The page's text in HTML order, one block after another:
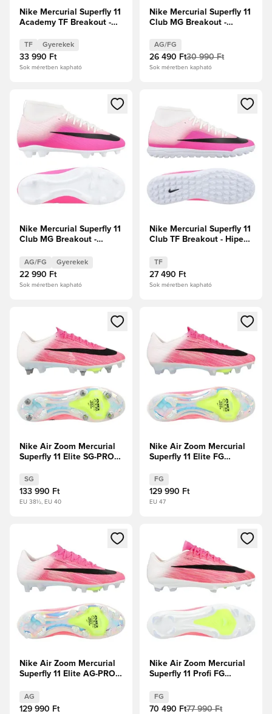
Nike Mercurial Superfly 11
Academy TF Breakout -
rózsaszín Gyerek
TF Gyerekek
33 990 Ft
Sok méretben kapható
Nike Mercurial Superfly 11
Club MG Breakout -
AG/FG
26 490 Ft30 990 Ft
Sok méretben kapható
Megnyit egy modált a bejelentkezéshez vagy a tagként
Nike Mercurial Superfly 11
Club MG Breakout -
rózsaszín Gyerek
AG/FG Gyerekek
22 990 Ft
Sok méretben kapható
Megnyit egy modált a
Nike Mercurial Superfly 11
Club TF Breakout - Hiper
TF
27 490 Ft
Sok méretben kapható
Megnyit egy modált a bejelentkezéshez vagy a tagként
Nike Air Zoom Mercurial
Superfly 11 Elite SG-PRO
Rózsaszín/Fehér/Fekete
SG
133 990 Ft
EU 38½, EU 40
Megnyit egy modált a
Nike Air Zoom Mercurial
Superfly 11 Elite FG
Rózsaszín/Fehér/Fekete
FG
129 990 Ft
EU 47
Megnyit egy modált a bejelentkezéshez vagy a tagként
Nike Air Zoom Mercurial
Superfly 11 Elite AG-PRO
Rózsaszín/Fehér/Fekete
AG
129 990 Ft
Megnyit egy modált a
Nike Air Zoom Mercurial
Superfly 11 Profi FG
Rózsaszín/Fehér/Fekete
FG
70 490 Ft77 990 Ft